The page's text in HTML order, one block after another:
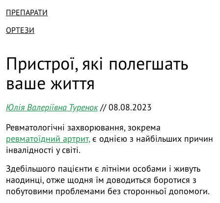
ПРЕПАРАТИ
ОРТЕЗИ
Пристрої, які полегшать
ваше життя
Юлія Валеріївна Туренок// 08.08.2023
Ревматологічні захворювання, зокрема
ревматоїдний артрит, є однією з найбільших причин
інвалідності у світі.
Здебільшого пацієнти є літніми особами і живуть
наодинці, отже щодня їм доводиться боротися з
побутовими проблемами без сторонньої допомоги.